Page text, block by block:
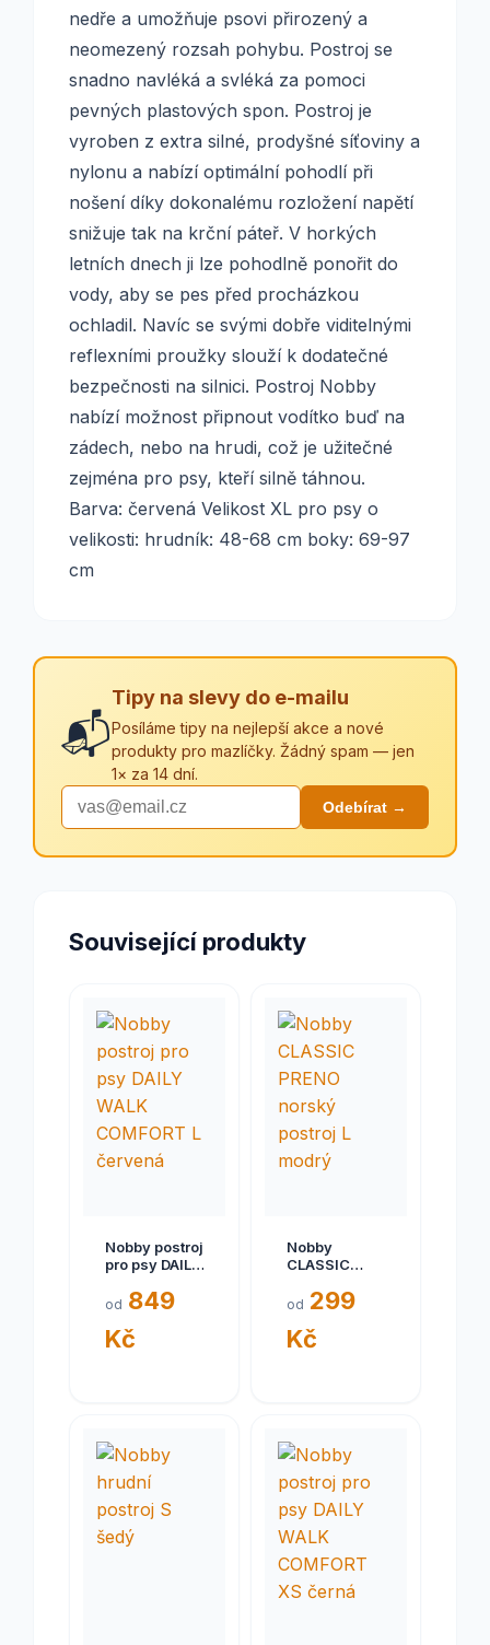
nedře a umožňuje psovi přirozený a
neomezený rozsah pohybu. Postroj se
snadno navléká a svléká za pomoci
pevných plastových spon. Postroj je
vyroben z extra silné, prodyšné síťoviny a
nylonu a nabízí optimální pohodlí při
nošení díky dokonalému rozložení napětí
snižuje tak na krční páteř. V horkých
letních dnech ji lze pohodlně ponořit do
vody, aby se pes před procházkou
ochladil. Navíc se svými dobře viditelnými
reflexními proužky slouží k dodatečné
bezpečnosti na silnici. Postroj Nobby
nabízí možnost připnout vodítko buď na
zádech, nebo na hrudi, což je užitečné
zejména pro psy, kteří silně táhnou.
Barva: červená Velikost XL pro psy o
velikosti: hrudník: 48-68 cm boky: 69-97
cm
📬
Tipy na slevy do e-mailu
Posíláme tipy na nejlepší akce a nové
produkty pro mazlíčky. Žádný spam — jen
1× za 14 dní.
Odebírat →
Související produkty
Nobby postroj
pro psy DAILY
COMFORT L
od 849
Kč
Nobby
CLASSIC
norský
modrý
od 299
Kč